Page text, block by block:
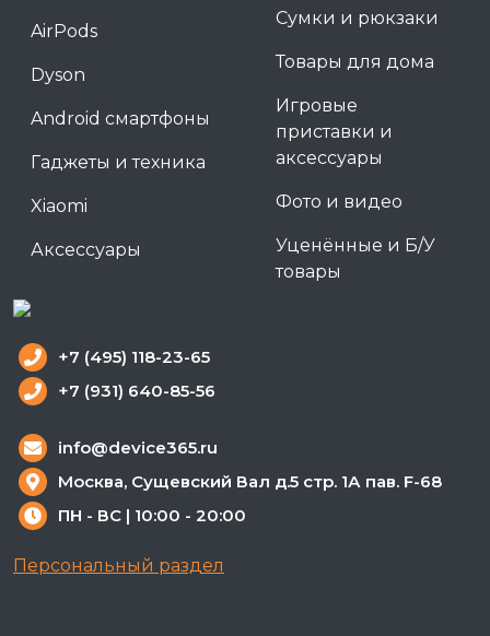
AirPods
Dyson
Android смартфоны
Гаджеты и техника
Xiaomi
Аксессуары
Сумки и рюкзаки
Товары для дома
Игровые
приставки и
аксессуары
Фото и видео
Уценённые и Б/У
товары
+7 (495) 118-23-65
+7 (931) 640-85-56
info@device365.ru
Москва, Сущевский Вал д.5 стр. 1А пав. F-68
ПН - ВС | 10:00 - 20:00
Персональный раздел